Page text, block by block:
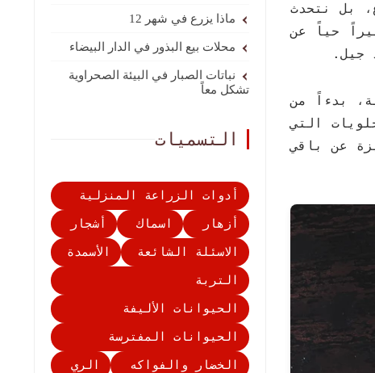
بل نتحدث
حياً عن
جيل.
بدءاً من
التي
عن باقي
ماذا يزرع في شهر 12
محلات بيع البذور في الدار البيضاء
نباتات الصبار في البيئة الصحراوية
تشكل معاً
التسميات
أدوات الزراعة المنزلية
أزهار
اسماك
أشجار
الاسئلة الشائعة
الأسمدة
التربة
الحيوانات الأليفة
الحيوانات المفترسة
الخضار والفواكه
الري